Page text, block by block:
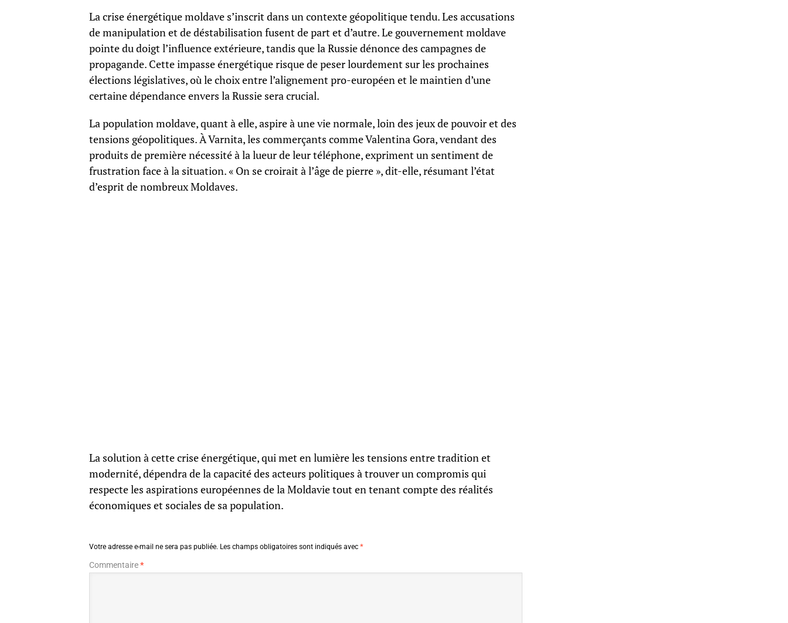
La crise énergétique moldave s’inscrit dans un contexte géopolitique tendu. Les accusations
de manipulation et de déstabilisation fusent de part et d’autre. Le gouvernement moldave
pointe du doigt l’influence extérieure, tandis que la Russie dénonce des campagnes de
propagande. Cette impasse énergétique risque de peser lourdement sur les prochaines
élections législatives, où le choix entre l’alignement pro-européen et le maintien d’une
certaine dépendance envers la Russie sera crucial.
La population moldave, quant à elle, aspire à une vie normale, loin des jeux de pouvoir et des
tensions géopolitiques. À Varnita, les commerçants comme Valentina Gora, vendant des
produits de première nécessité à la lueur de leur téléphone, expriment un sentiment de
frustration face à la situation. « On se croirait à l’âge de pierre », dit-elle, résumant l’état
d’esprit de nombreux Moldaves.
La solution à cette crise énergétique, qui met en lumière les tensions entre tradition et
modernité, dépendra de la capacité des acteurs politiques à trouver un compromis qui
respecte les aspirations européennes de la Moldavie tout en tenant compte des réalités
économiques et sociales de sa population.
Votre adresse e-mail ne sera pas publiée. Les champs obligatoires sont indiqués avec *
Commentaire*